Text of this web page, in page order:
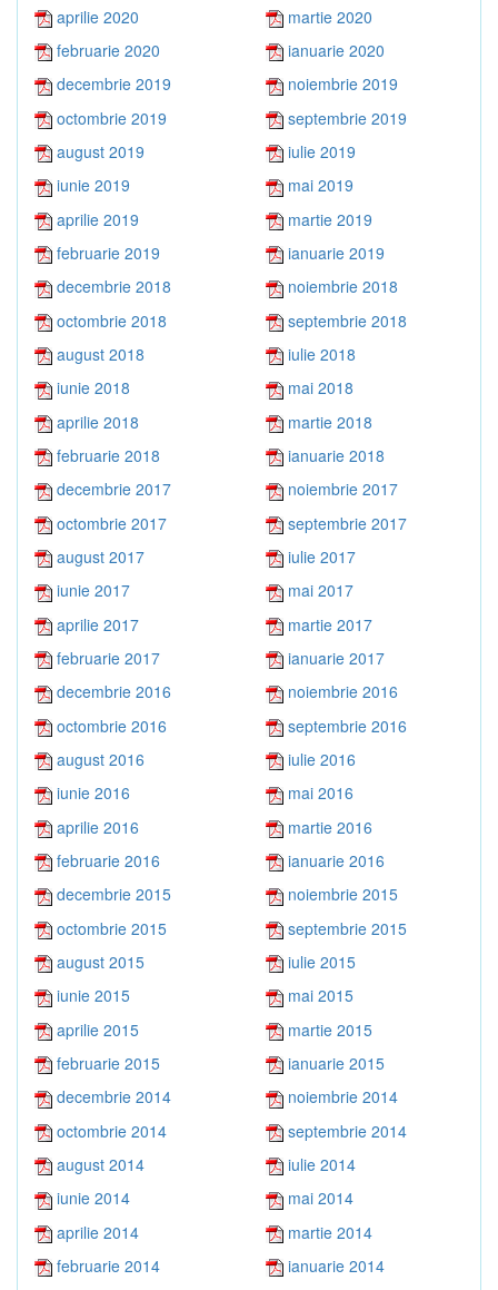
aprilie 2020
martie 2020
februarie 2020
ianuarie 2020
decembrie 2019
noiembrie 2019
octombrie 2019
septembrie 2019
august 2019
iulie 2019
iunie 2019
mai 2019
aprilie 2019
martie 2019
februarie 2019
ianuarie 2019
decembrie 2018
noiembrie 2018
octombrie 2018
septembrie 2018
august 2018
iulie 2018
iunie 2018
mai 2018
aprilie 2018
martie 2018
februarie 2018
ianuarie 2018
decembrie 2017
noiembrie 2017
octombrie 2017
septembrie 2017
august 2017
iulie 2017
iunie 2017
mai 2017
aprilie 2017
martie 2017
februarie 2017
ianuarie 2017
decembrie 2016
noiembrie 2016
octombrie 2016
septembrie 2016
august 2016
iulie 2016
iunie 2016
mai 2016
aprilie 2016
martie 2016
februarie 2016
ianuarie 2016
decembrie 2015
noiembrie 2015
octombrie 2015
septembrie 2015
august 2015
iulie 2015
iunie 2015
mai 2015
aprilie 2015
martie 2015
februarie 2015
ianuarie 2015
decembrie 2014
noiembrie 2014
octombrie 2014
septembrie 2014
august 2014
iulie 2014
iunie 2014
mai 2014
aprilie 2014
martie 2014
februarie 2014
ianuarie 2014